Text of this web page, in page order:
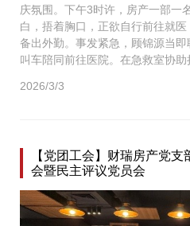
庆氛围。下午3时许，房产一部一
白，捂着胸口，正欲自行前往就
备出外勤。事发紧急，顾锦源当
叫车陪同前往医院。在急救室协助
2026/3/3
【党团工会】财瑞房产党
会暨民主评议党员会